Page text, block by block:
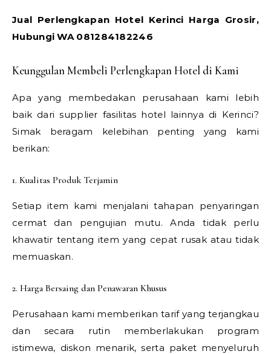
Jual Perlengkapan Hotel Kerinci Harga Grosir,
Hubungi WA 081284182246
Keunggulan Membeli Perlengkapan Hotel di Kami
Apa yang membedakan perusahaan kami lebih
baik dari supplier fasilitas hotel lainnya di Kerinci?
Simak beragam kelebihan penting yang kami
berikan:
1. Kualitas Produk Terjamin
Setiap item kami menjalani tahapan penyaringan
cermat dan pengujian mutu. Anda tidak perlu
khawatir tentang item yang cepat rusak atau tidak
memuaskan.
2. Harga Bersaing dan Penawaran Khusus
Perusahaan kami memberikan tarif yang terjangkau
dan secara rutin memberlakukan program
istimewa, diskon menarik, serta paket menyeluruh